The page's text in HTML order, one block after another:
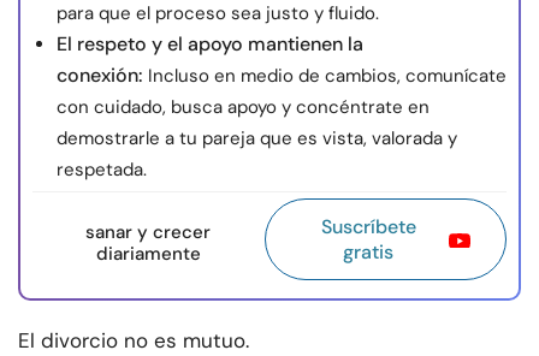
para que el proceso sea justo y fluido.
El respeto y el apoyo mantienen la
conexión: Incluso en medio de cambios, comunícate
con cuidado, busca apoyo y concéntrate en
demostrarle a tu pareja que es vista, valorada y
respetada.
sanar y crecer
diariamente
Suscríbete
gratis
El divorcio no es mutuo.